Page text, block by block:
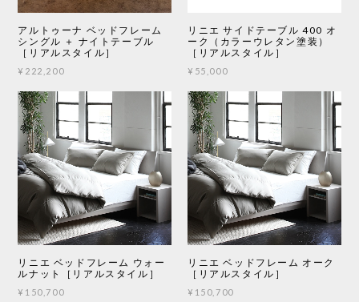
アルトゥーナ ベッドフレーム
シングル ＋ ナイトテーブル
［リアルスタイル］
¥222,200
リニエ サイドテーブル 400 オ
ーク（カラーウレタン塗装）
［リアルスタイル］
¥55,000
リニエ ベッドフレーム ウォー
ルナット［リアルスタイル］
¥150,700
リニエ ベッドフレーム オーク
［リアルスタイル］
¥150,700